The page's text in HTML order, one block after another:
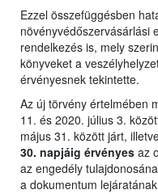
Ezzel összefüggésben
növényvédőszervásárlási
rendelkezés is, mely
könyveket a
érvényesnek tekintette.
Az új törvény értelmében
11. és 2020. július 3.
május 31. között járt,
30. napjáig érvényes az
az engedély
a dokumentum